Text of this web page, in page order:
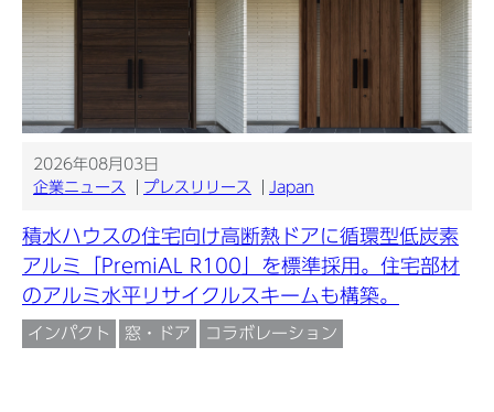
2026年08月03日
企業ニュース
プレスリリース Japan
積水ハウスの住宅向け高断熱ドアに循環型低炭素
アルミ「PremiAL R100」を標準採用。住宅部材
のアルミ水平リサイクルスキームも構築。
インパクト 窓・ドア コラボレーション